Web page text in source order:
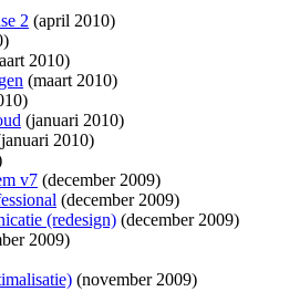
2 (april 2010)
2010)
(maart 2010)
(januari 2010)
2010)
v7 (december 2009)
(december 2009)
(redesign) (december 2009)
2009)
(november 2009)